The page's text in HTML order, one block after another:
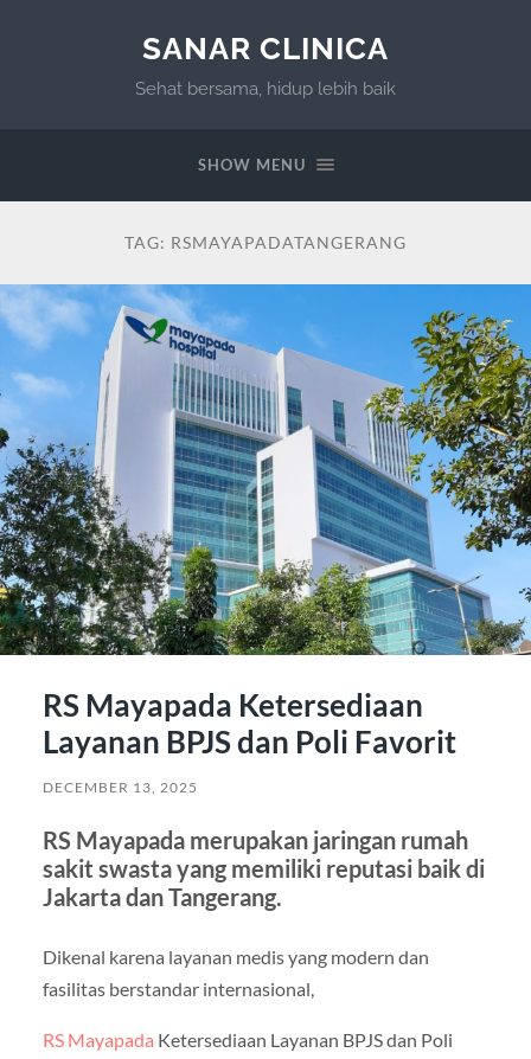
SANAR CLINICA
Sehat bersama, hidup lebih baik
SHOW MENU
TAG: RSMAYAPADATANGERANG
RS Mayapada Ketersediaan
Layanan BPJS dan Poli Favorit
DECEMBER 13, 2025
RS Mayapada merupakan jaringan rumah
sakit swasta yang memiliki reputasi baik di
Jakarta dan Tangerang.
Dikenal karena layanan medis yang modern dan
fasilitas berstandar internasional,
RS Mayapada Ketersediaan Layanan BPJS dan Poli